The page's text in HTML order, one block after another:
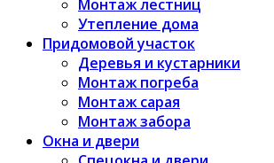
Монтаж лестниц
Утепление дома
Придомовой участок
Деревья и кустарники
Монтаж погреба
Монтаж сарая
Монтаж забора
Окна и двери